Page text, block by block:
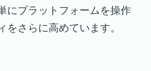
にプラットフォームを操作
さらに高めています。